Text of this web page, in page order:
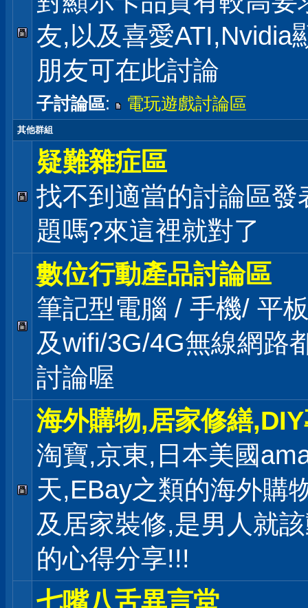
友,以及喜愛ATI,Nvidia
朋友可在此討論
子討論區: 電玩遊戲討論區
其他群組
疑難雜症區
找不到適當的討論區發
題嗎?來這裡就對了
數位行動產品討論區
筆記型電腦 / 手機/ 平
及wifi/3G/4G無線網路
討論喔
海外購物,居家修繕
淘寶,京東,日本美國
天,EBay之類的海外購
及居家裝修,是男人就
的心得分享!!!
七嘴八舌異言堂